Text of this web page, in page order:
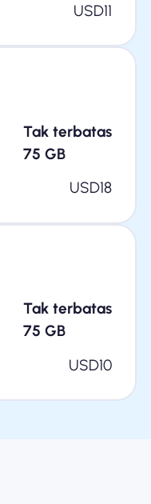
USD11
Tak terbatas
75 GB
USD18
Tak terbatas
75 GB
USD10